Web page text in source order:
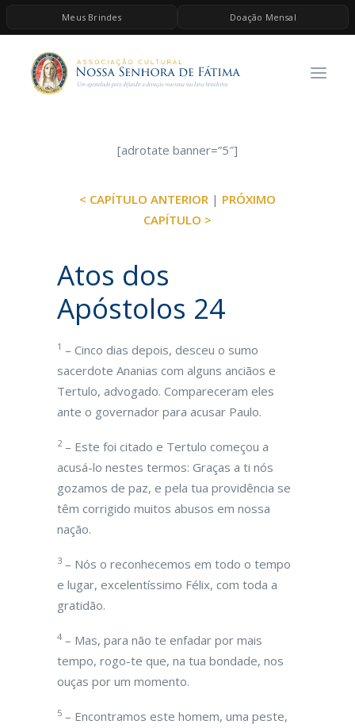
Meus Brindes Doação Mensal
HOME
A ASSOCIAÇÃO
ESPIRITUALIDADE
BRINDES
[adrotate banner=”5″]
< CAPÍTULO ANTERIOR | PRÓXIMO
CAPÍTULO >
Atos dos
Apóstolos 24
1 – Cinco dias depois, desceu o sumo
sacerdote Ananias com alguns anciãos e
Tertulo, advogado. Compareceram eles
ante o governador para acusar Paulo.
2– Este foi citado e Tertulo começou a
acusá-lo nestes termos: Graças a ti nós
gozamos de paz, e pela tua providência se
têm corrigido muitos abusos em nossa
nação.
3 – Nós o reconhecemos em todo o tempo
e lugar, excelentíssimo Félix, com toda a
gratidão.
4 – Mas, para não te enfadar por mais
tempo, rogo-te que, na tua bondade, nos
ouças por um momento.
5 – Encontramos este homem, uma peste,